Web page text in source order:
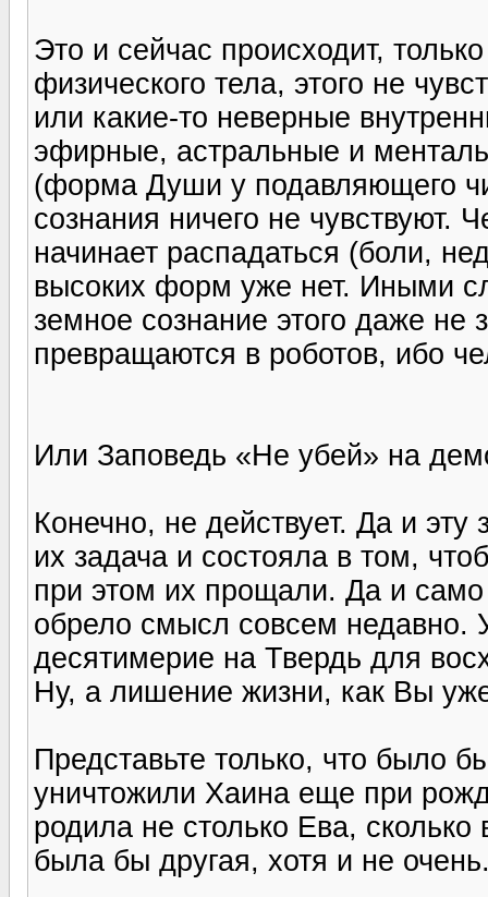
Это и сейчас происходит,
физического тела, этого не
или какие-то неверные
эфирные, астральные и
(форма Души у подавляющего
сознания ничего не чувствуют.
начинает распадаться (боли,
высоких форм уже нет. Иными
земное сознание этого даже не
превращаются в роботов, ибо
Или Заповедь «Не убей» на
Конечно, не действует. Да и
их задача и состояла в том,
при этом их прощали. Да и
обрело смысл совсем недавно.
десятимерие на Твердь для
Ну, а лишение жизни, как Вы
Представьте только, что было
уничтожили Хаина еще при
родила не столько Ева,
была бы другая, хотя и не